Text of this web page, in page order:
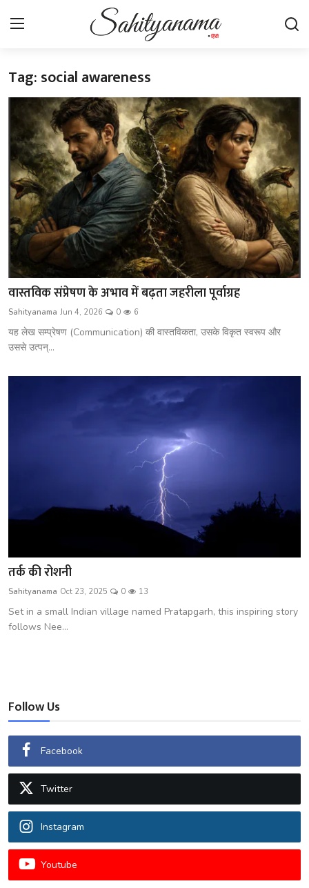
Login Register
स्वतंत्रता सेनानी
साहित्य समाचार
होम
कहानी
कविता
आलेख
शख्सियत
धरोहर
ग़ज़ल
Tag: social awareness
वास्तविक संप्रेषण के अभाव में बढ़ता जहरीला पूर्वाग्रह
Sahityanama Jun 4, 2026 0 6
यह लेख सम्प्रेषण (Communication) की वास्तविकता, उसके विकृत स्वरूप और
उससे उत्पन्...
तर्क की रोशनी
Sahityanama Oct 23, 2025 0 13
Set in a small Indian village named Pratapgarh, this inspiring story
follows Nee...
Follow Us
Facebook
Twitter
Instagram
Youtube